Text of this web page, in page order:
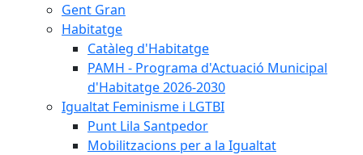
Gent Gran
Habitatge
Catàleg d'Habitatge
PAMH - Programa d'Actuació Municipal
d'Habitatge 2026-2030
Igualtat Feminisme i LGTBI
Punt Lila Santpedor
Mobilitzacions per a la Igualtat